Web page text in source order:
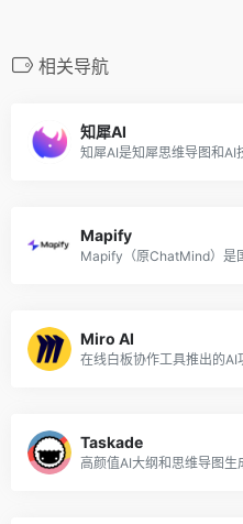
相关导航
知犀AI
Mapify
Miro AI
在线白板协作工具推出的AI
Taskade
高颜值AI大纲和思维导图生